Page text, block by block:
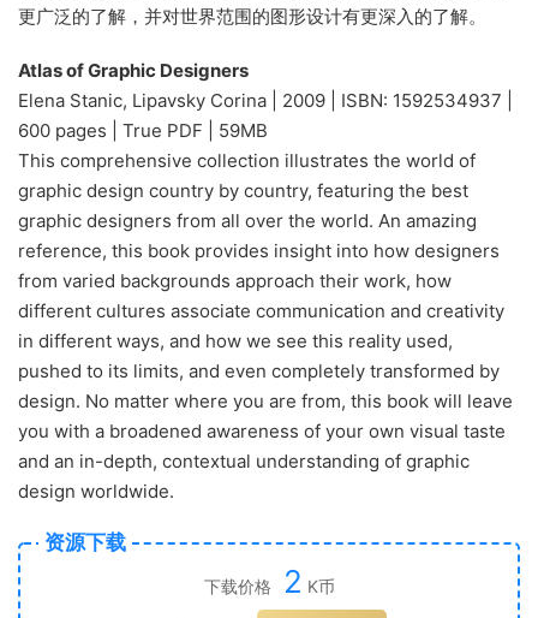
更广泛的了解，并对世界范围的图形设计有更深入的了解。
Atlas of Graphic Designers
Elena Stanic, Lipavsky Corina | 2009 | ISBN: 1592534937 |
600 pages | True PDF | 59MB
This comprehensive collection illustrates the world of
graphic design country by country, featuring the best
graphic designers from all over the world. An amazing
reference, this book provides insight into how designers
from varied backgrounds approach their work, how
different cultures associate communication and creativity
in different ways, and how we see this reality used,
pushed to its limits, and even completely transformed by
design. No matter where you are from, this book will leave
you with a broadened awareness of your own visual taste
and an in-depth, contextual understanding of graphic
design worldwide.
资源下载
下载价格 2 K币